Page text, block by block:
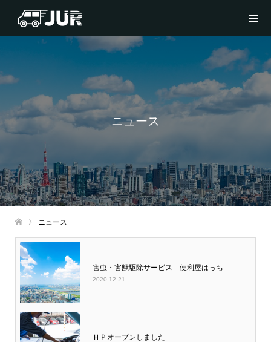
ニュース
ニュース
害虫・害獣駆除サービス 便利屋はっち
2020.12.21
ＨＰオープンしました